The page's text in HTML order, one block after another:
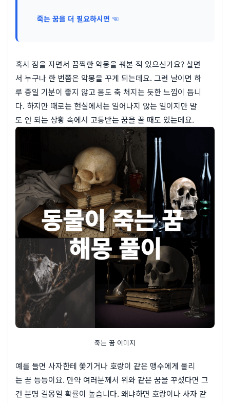
죽는 꿈을 더 필요하시면 ☜
혹시 잠을 자면서 끔찍한 악몽을 꿔본 적 있으신가요? 살면
서 누구나 한 번쯤은 악몽을 꾸게 되는데요. 그런 날이면 하
루 종일 기분이 좋지 않고 몸도 축 처지는 듯한 느낌이 듭니
다. 하지만 때로는 현실에서는 일어나지 않는 일이지만 말
도 안 되는 상황 속에서 고통받는 꿈을 꿀 때도 있는데요.
죽는 꿈 이미지
예를 들면 사자한테 쫓기거나 호랑이 같은 맹수에게 물리
는 꿈 등등이요. 만약 여러분께서 위와 같은 꿈을 꾸셨다면 그
건 분명 길몽일 확률이 높습니다. 왜냐하면 호랑이나 사자 같